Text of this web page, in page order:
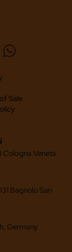
Sale
Cologna Veneta
Bagnolo San
Germany